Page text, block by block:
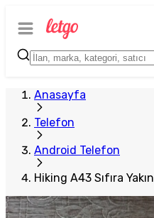
Anasayfa
Telefon
Android Telefon
Hiking A43 Sıfıra Yakın